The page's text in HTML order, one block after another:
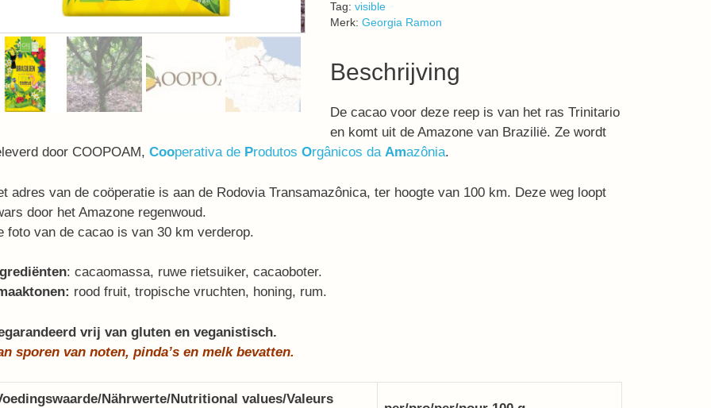
Tag: visible
Merk: Georgia Ramon
Beschrijving
De cacao voor deze reep is van het ras Trinitario
en komt uit de Amazone van Brazilië. Ze wordt
door COOPOAM, Cooperativa de Produtos Orgânicos da Amazônia.
adres van de coöperatie is aan de Rodovia Transamazônica, ter hoogte van 100 km. Deze weg loopt
door het Amazone regenwoud.
foto van de cacao is van 30 km verderop.
: cacaomassa, ruwe rietsuiker, cacaoboter.
rood fruit, tropische vruchten, honing, rum.
vrij van gluten en veganistisch.
sporen van noten, pinda’s en melk bevatten.
Nährwerte/Nutritional values/Valeurs